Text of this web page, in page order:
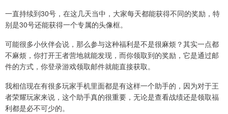
一直持续到30号，在这几天当中，大家每天都能获得不同的奖励，特
别是30号还能获得一个专属的头像框。
可能很多小伙伴会说，那么参与这种福利是不是很麻烦？其实一点都
不麻烦，你打开王者营地就能发现，而你领取到的奖励，它是通过邮
件的方式，你登录游戏领取邮件就能直接获取。
我相信现在有很多玩家手机里面都是有这样一个助手的，因为对于王
者荣耀玩家来说，这个助手真的很重要，无论是查看战绩还是领取福
利都是必不可少的。